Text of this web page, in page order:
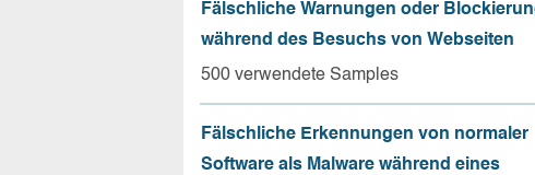
Fälschliche Warnungen oder
während des Besuchs von Webseiten
500 verwendete Samples
Fälschliche Erkennungen von normaler
Software als Malware während eines